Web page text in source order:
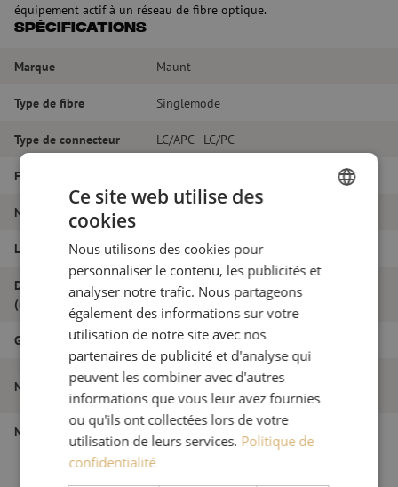
équipement actif à un réseau de fibre optique.
Spécifications
Marque Maunt
Type de fibre Singlemode
Type de connecteur LC/APC - LC/PC
Fibretype
Nombre de fibres
Longueur 46m
Diamètre extérieur
(mm)
1.8
Grade B
Nom de l'article
Jarretière optique duplex SM, LC/APC-
LC/PC, 1.8mm, 46m
Numéro d'article
Ce site web utilise des
cookies
Nous utilisons des cookies pour
personnaliser le contenu, les publicités et
analyser notre trafic. Nous partageons
également des informations sur votre
utilisation de notre site avec nos
partenaires de publicité et d'analyse qui
peuvent les combiner avec d'autres
informations que vous leur avez fournies
ou qu'ils ont collectées lors de votre
utilisation de leurs services. Politique de
confidentialité